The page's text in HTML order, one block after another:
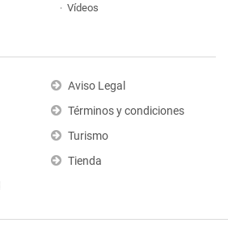
Vídeos
Aviso Legal
Términos y condiciones
Turismo
Tienda